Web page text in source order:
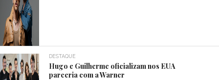
DESTAQUE
Hugo e Guilherme oficializam nos EUA
parceria com a Warner